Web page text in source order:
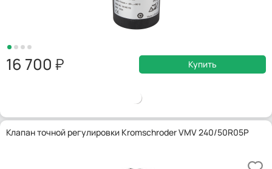
16 700 Купить
Клапан точной регулировки Kromschroder VMV 240/50R05P